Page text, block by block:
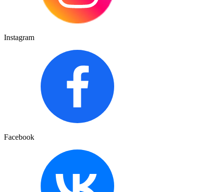
Instagram
Facebook